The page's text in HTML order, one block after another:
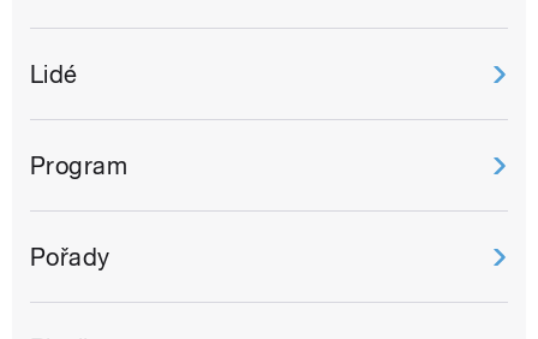
Lidé
Program
Pořady